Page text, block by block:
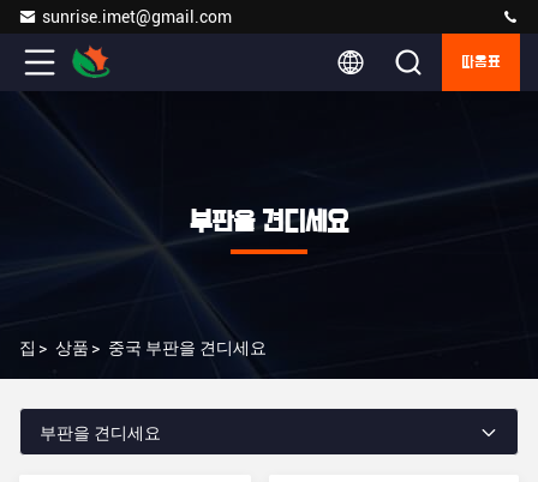
sunrise.imet@gmail.com
따옴표
부판을 견디세요
집 > 상품 > 중국 부판을 견디세요
부판을 견디세요